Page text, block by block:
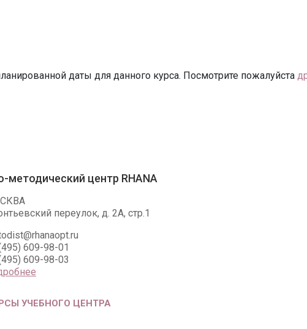
даты для данного курса. Посмотрите пожалуйста
методический центр RHANA
переулок, д. 2А, стр.1
609-98-01
609-98-03
УЧЕБНОГО ЦЕНТРА